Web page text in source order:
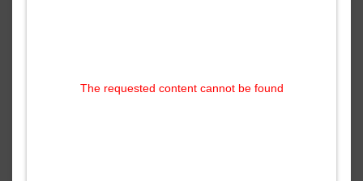
The requested content cannot be found